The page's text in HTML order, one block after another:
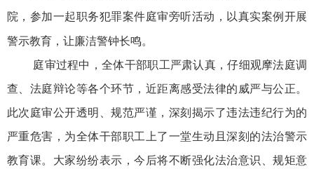
院，参加一起职务犯罪案件庭审旁听活动，以真实案例开展
警示教育，让廉洁警钟长鸣。
庭审过程中，全体干部职工严肃认真，仔细观摩法庭调
查、法庭辩论等各个环节，近距离感受法律的威严与公正。
此次庭审公开透明、规范严谨，深刻揭示了违法违纪行为的
严重危害，为全体干部职工上了一堂生动且深刻的法治警示
教育课。大家纷纷表示，今后将不断强化法治意识、规矩意